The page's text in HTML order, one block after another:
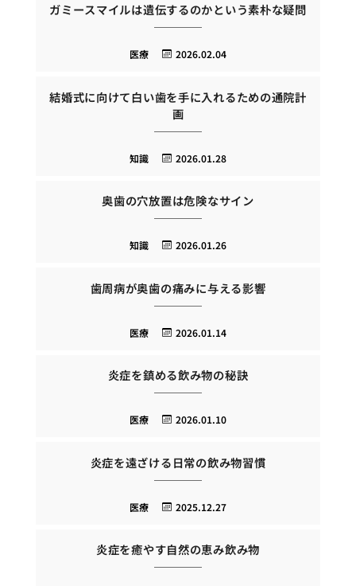
ガミースマイルは遺伝するのかという素朴な疑問
2026.02.04
医療
結婚式に向けて白い歯を手に入れるための通院計
画
2026.01.28
知識
奥歯の穴放置は危険なサイン
2026.01.26
知識
歯周病が奥歯の痛みに与える影響
2026.01.14
医療
炎症を鎮める飲み物の秘訣
2026.01.10
医療
炎症を遠ざける日常の飲み物習慣
2025.12.27
医療
炎症を癒やす自然の恵み飲み物